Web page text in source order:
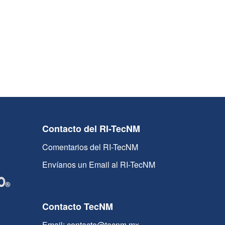
Contacto del RI-TecNM
Comentarios del RI-TecNM
Envíanos un Email al RI-TecNM
Contacto TecNM